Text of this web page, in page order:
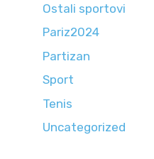
Ostali sportovi
Pariz2024
Partizan
Sport
Tenis
Uncategorized